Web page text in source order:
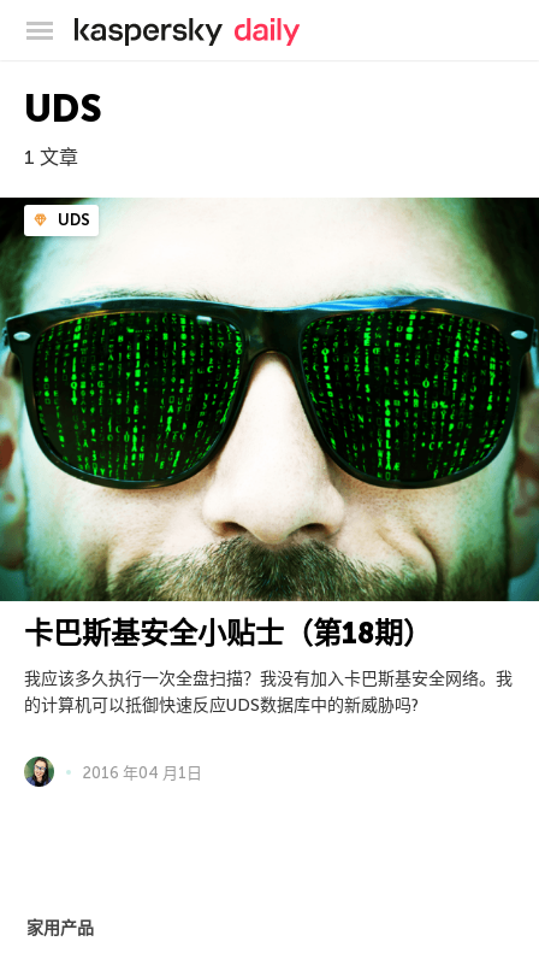
卡巴斯基官方博客
UDS
1 文章
UDS
卡巴斯基安全小贴士（第18期）
我应该多久执行一次全盘扫描？我没有加入卡巴斯基安全网络。我
的计算机可以抵御快速反应UDS数据库中的新威胁吗?
2016 年04 月1日
家用产品